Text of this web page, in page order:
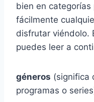
bien en
fácilmente
disfrutar viéndolo.
puedes leer a
géneros (significa
programas o